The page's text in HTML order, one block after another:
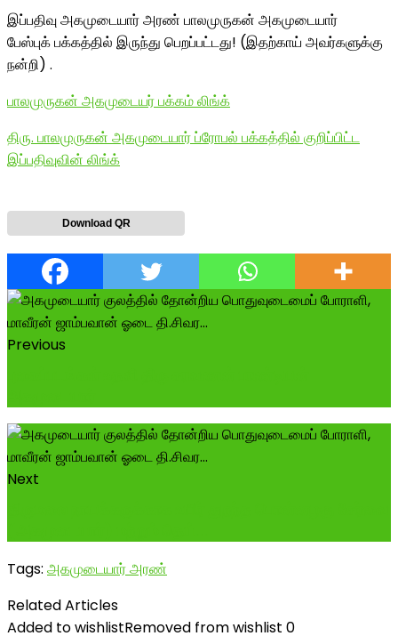
இப்பதிவு அகமுடையார் அரண் பாலமுருகன் அகமுடையார்
பேஸ்புக் பக்கத்தில் இருந்து பெறப்பட்டது! (இதற்காய் அவர்களுக்கு
நன்றி) .
பாலமுருகன் அகமுடையர் பக்கம் லிங்க்
திரு. பாலமுருகன் அகமுடையார் ப்ரோபல் பக்கத்தில் குறிப்பிட்ட
இப்பதிவுவின் லிங்க்
Download QR
Previous
Next
Tags: அகமுடையார் அரண்
Related Articles
Added to wishlistRemoved from wishlist 0